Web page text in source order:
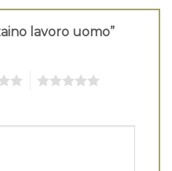
lavoro uomo”